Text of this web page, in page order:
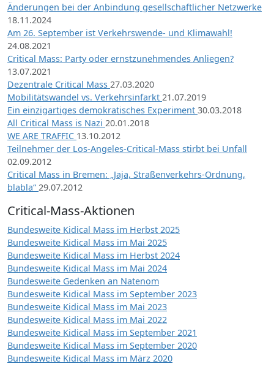
Änderungen bei der Anbindung gesellschaftlicher Netzwerke
18.11.2024
Am 26. September ist Verkehrswende- und Klimawahl!
24.08.2021
Critical Mass: Party oder ernstzunehmendes Anliegen?
13.07.2021
Dezentrale Critical Mass 27.03.2020
Mobilitätswandel vs. Verkehrsinfarkt 21.07.2019
Ein einzigartiges demokratisches Experiment 30.03.2018
All Critical Mass is Nazi 20.01.2018
WE ARE TRAFFIC 13.10.2012
Teilnehmer der Los-Angeles-Critical-Mass stirbt bei Unfall
02.09.2012
Critical Mass in Bremen: „Jaja, Straßenverkehrs-Ordnung,
blabla“ 29.07.2012
Critical-Mass-Aktionen
Bundesweite Kidical Mass im Herbst 2025
Bundesweite Kidical Mass im Mai 2025
Bundesweite Kidical Mass im Herbst 2024
Bundesweite Kidical Mass im Mai 2024
Bundesweite Gedenken an Natenom
Bundesweite Kidical Mass im September 2023
Bundesweite Kidical Mass im Mai 2023
Bundesweite Kidical Mass im Mai 2022
Bundesweite Kidical Mass im September 2021
Bundesweite Kidical Mass im September 2020
Bundesweite Kidical Mass im März 2020